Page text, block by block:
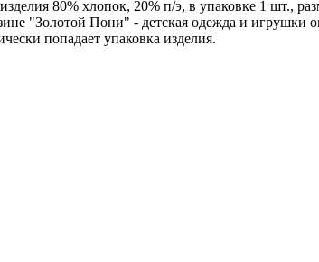
80% хлопок, 20% п/э, в упаковке 1 шт.,
"Золотой Пони" - детская одежда и игрушки
попадает упаковка изделия.